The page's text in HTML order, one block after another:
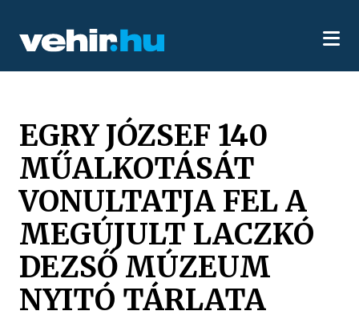
EGRY JÓZSEF 140
MŰALKOTÁSÁT
VONULTATJA FEL A
MEGÚJULT LACZKÓ
DEZSŐ MÚZEUM
NYITÓ TÁRLATA